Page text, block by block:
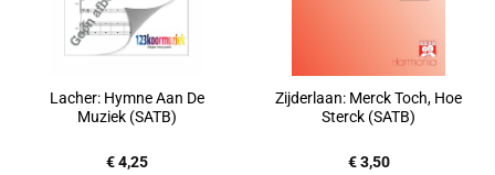
Lacher: Hymne Aan De
Muziek (SATB)
€4,25
Zijderlaan: Merck Toch, Hoe
Sterck (SATB)
€3,50